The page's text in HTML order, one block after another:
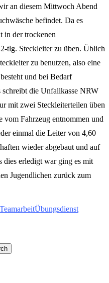
an diesem Mittwoch Abend
befindet. Da es
in der trockenen
tlg. Steckleiter zu üben. Üblich
zu benutzen, also eine
und bei Bedarf
die Unfallkasse NRW
mit zwei Steckleiterteilen üben
Fahrzeug entnommen und
einmal die Leiter von 4,60
wieder abgebaut und auf
dies erledigt war ging es mit
Jugendlichen zurück zum
TeamarbeitÜbungsdienst